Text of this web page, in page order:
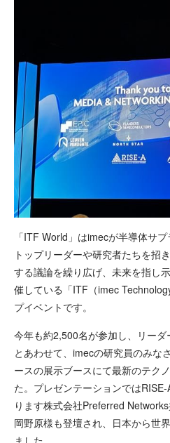
「ITF World」はimecが半導体サ
トップリーダーや研究者たちを招
する議論を繰り広げ、未来を指し
催している「ITF（imec
プイベントです。
今年も約2,500名が参加し、リー
とあわせて、imecの研究員のみな
ースの展示ブースにて最新のテク
た。プレゼンテーションでは
ります株式会社Preferred
岡野原様も登壇され、日本から世
ました。